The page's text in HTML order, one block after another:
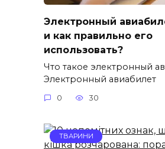
Электронный
и как правильно его
использовать?
Что такое электронный
Электронный авиабилет
0 30
ТВАРИНИ